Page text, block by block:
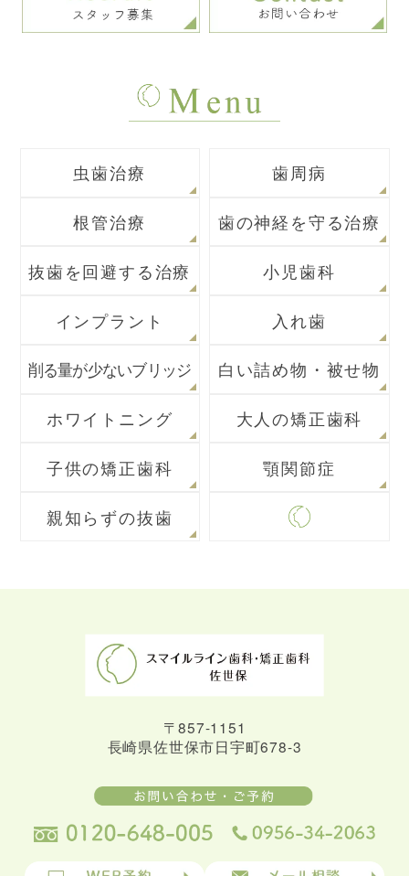
虫歯治療 歯周病
根管治療 歯の神経を守る治療
抜歯を回避する治療 小児歯科
インプラント 入れ歯
削る量が少ないブリッジ 白い詰め物・被せ物
ホワイトニング 大人の矯正歯科
子供の矯正歯科 顎関節症
親知らずの抜歯
〒857-1151
長崎県佐世保市日宇町678-3